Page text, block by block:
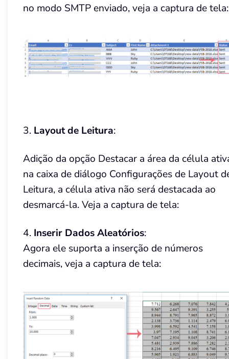
no modo SMTP enviado, veja a captura de tela:
3. Layout de Leitura:
Adição da opção Destacar a área da célula
na caixa de diálogo Configurações de Layout
Leitura, a célula ativa não será destacada ao
desmarcá-la. Veja a captura de tela:
4. Inserir Dados Aleatórios:
Agora ele suporta a inserção de números
decimais, veja a captura de tela: